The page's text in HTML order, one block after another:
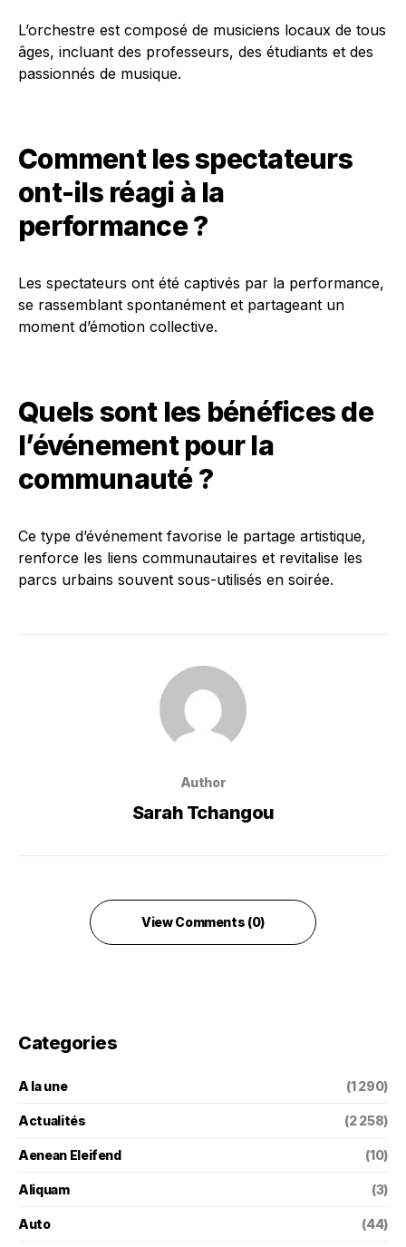
L’orchestre est composé de musiciens locaux de tous
âges, incluant des professeurs, des étudiants et des
passionnés de musique.
Comment les spectateurs
ont-ils réagi à la
performance ?
Les spectateurs ont été captivés par la performance,
se rassemblant spontanément et partageant un
moment d’émotion collective.
Quels sont les bénéfices de
l’événement pour la
communauté ?
Ce type d’événement favorise le partage artistique,
renforce les liens communautaires et revitalise les
parcs urbains souvent sous-utilisés en soirée.
Author
Sarah Tchangou
View Comments (0)
Categories
A la une (1 290)
Actualités (2 258)
Aenean Eleifend (10)
Aliquam (3)
Auto (44)